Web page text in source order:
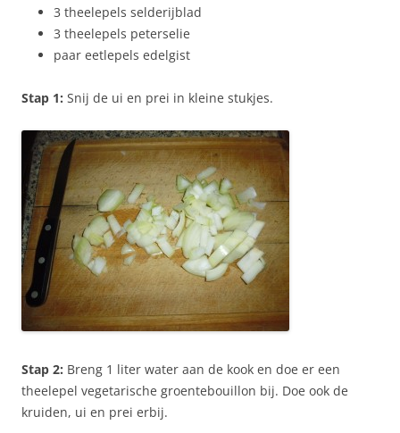
3 theelepels selderijblad
3 theelepels peterselie
paar eetlepels edelgist
Stap 1: Snij de ui en prei in kleine stukjes.
Stap 2: Breng 1 liter water aan de kook en doe er een
theelepel vegetarische groentebouillon bij. Doe ook de
kruiden, ui en prei erbij.